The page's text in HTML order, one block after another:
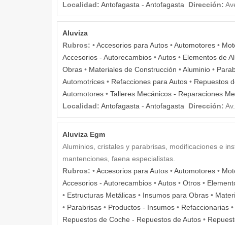
Localidad: Antofagasta - Antofagasta Dirección:
Aluviza
Rubros: •Accesorios para Autos •Automotores •
Accesorios - Autorecambios •Autos • Elementos de
Obras • Materiales de Construcción •Aluminio •
Automotrices • Refacciones para Autos • Repuestos
Automotores • Talleres Mecánicos - Reparaciones
Localidad: Antofagasta - Antofagasta Dirección:
Aluviza Egm
Aluminios, cristales y parabrisas, modificaciones e
mantenciones, faena especialistas.
Rubros: •Accesorios para Autos •Automotores •
Accesorios - Autorecambios •Autos • Otros •
• Estructuras Metálicas • Insumos para Obras •
• Parabrisas • Productos - Insumos • Refaccionarias •
Repuestos de Coche - Repuestos de Autos •